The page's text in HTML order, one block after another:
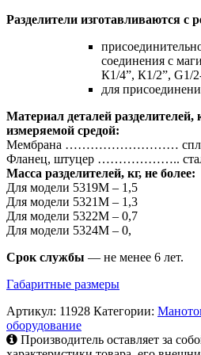
Разделители изготавливаются с
соединения с
К1/4”, К1/2”, G1/
для
Материал деталей
измеряемой средой:
Мембрана ………………………
Фланец, штуцер ………………..
Масса разделителей, кг, не более:
Для модели 5319М – 1,5
Для модели 5321М – 1,3
Для модели 5322М – 0,7
Для модели 5324М – 0,
Срок службы — не менее 6 лет.
Габаритные размеры
Артикул: 11928 Категории:
оборудование
Производитель оставляет за